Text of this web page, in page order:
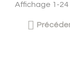
Affichage 1-24
